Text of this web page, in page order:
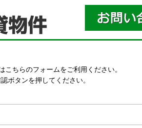
こちらのフォームをご利用ください。
ボタンを押してください。